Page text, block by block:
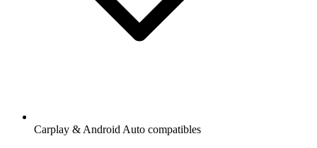
Carplay & Android Auto compatibles